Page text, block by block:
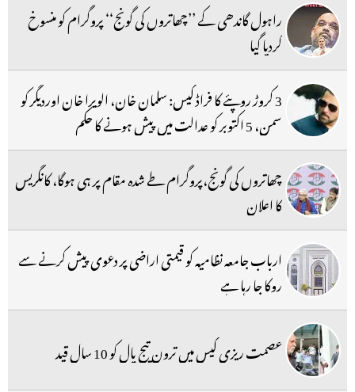
راہول گاندھی کے ’’چھاتروں کی گونج‘‘ پروگرام کو منسوخ
کردیا گیا
3 کروڑ روپئے کا فراڈ کیس: سلمان خان، الویرا خان اوردیگر کو
سمن، 5 اکتوبر کو عدالت میں پیش ہونے کا حکم
چھاتروں کی گونج،پروگرام طے شدہ مقام پر ہی ہوگا، کانگریس
کا اعلان
ارباب جامعہ نظامیہ کو قیمتی اراضی پر دعوی پیش کرنے سے
روکا جا رہا ہے
عصمت ریزی کیس میں ترون تیج پال کو 10 سال قید